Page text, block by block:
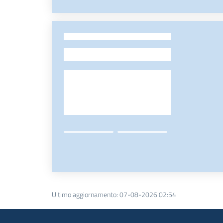
-
Ultimo aggiornamento:07-08-2026 02:54